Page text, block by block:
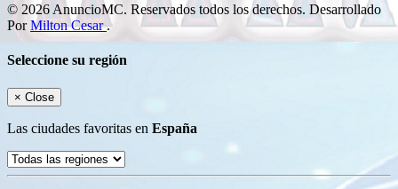
© 2026 AnuncioMC. Reservados todos los derechos. Desarrollado
PorMilton Cesar.
Seleccione su región
× Close
Las ciudades favoritas en España